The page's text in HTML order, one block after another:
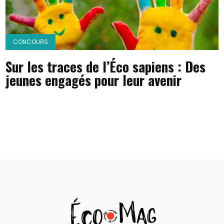
CONCOURS
Sur les traces de l’Éco sapiens : Des
jeunes engagés pour leur avenir